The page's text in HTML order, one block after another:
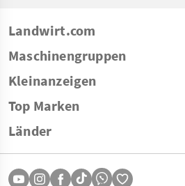
Landwirt.com
Maschinengruppen
Kleinanzeigen
Top Marken
Länder